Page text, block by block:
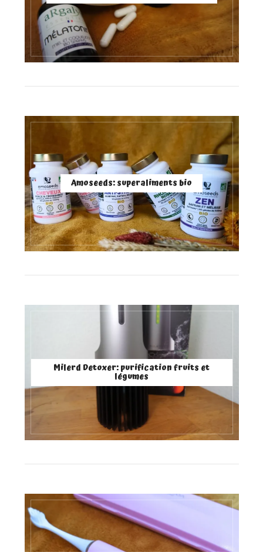
Amoseeds: superaliments bio
Milerd Detoxer: purification fruits et
légumes